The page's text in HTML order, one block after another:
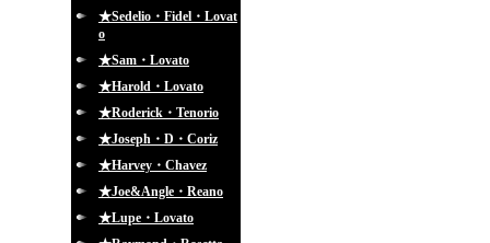
★Sedelio・Fidel・Lovat
o
★Sam・Lovato
★Harold・Lovato
★Roderick・Tenorio
★Joseph・D・Coriz
★Harvey・Chavez
★Joe&Angle・Reano
★Lupe・Lovato